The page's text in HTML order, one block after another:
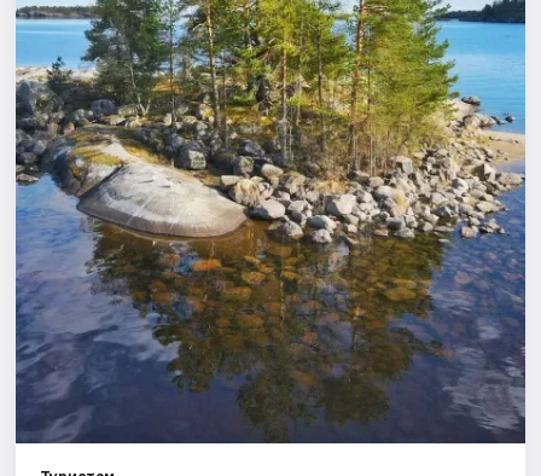
Города
Площадки
Артисты
Рейтинги